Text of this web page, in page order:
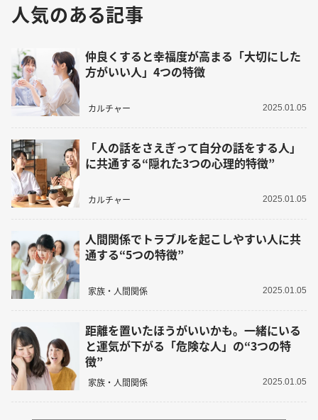
人気のある記事
仲良くすると幸福度が高まる「大切にした
方がいい人」4つの特徴
カルチャー 2025.01.05
「人の話をさえぎって自分の話をする人」
に共通する“隠れた3つの心理的特徴”
カルチャー 2025.01.05
人間関係でトラブルを起こしやすい人に共
通する“5つの特徴”
家族・人間関係 2025.01.05
距離を置いたほうがいいかも。一緒にいる
と運気が下がる「危険な人」の“3つの特
徴”
家族・人間関係 2025.01.05